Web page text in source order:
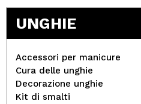
UNGHIE
Accessori per manicure
Cura delle unghie
Decorazione unghie
Kit di smalti